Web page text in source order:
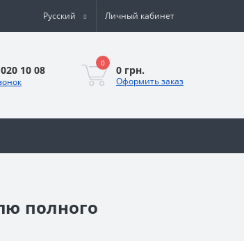
Русский Личный кабинет
10 08
0
0 грн.
Оформить заказ
полного